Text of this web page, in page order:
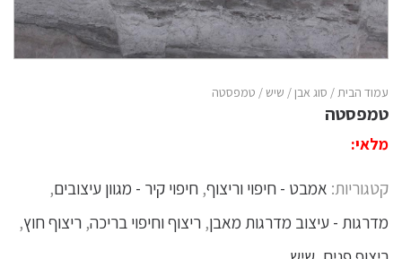
עמוד הבית/ סוג אבן/ שיש/ טמפסטה
טמפסטה
מלאי:
קטגוריות: אמבט - חיפוי וריצוף, חיפוי קיר - מגוון עיצובים,
מדרגות - עיצוב מדרגות מאבן, ריצוף וחיפוי בריכה, ריצוף חוץ,